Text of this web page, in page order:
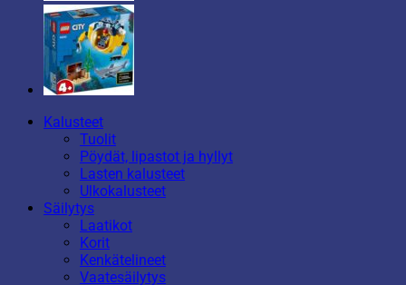
Kalusteet
Tuolit
Pöydät, lipastot ja hyllyt
Lasten kalusteet
Ulkokalusteet
Säilytys
Laatikot
Korit
Kenkätelineet
Vaatesäilytys